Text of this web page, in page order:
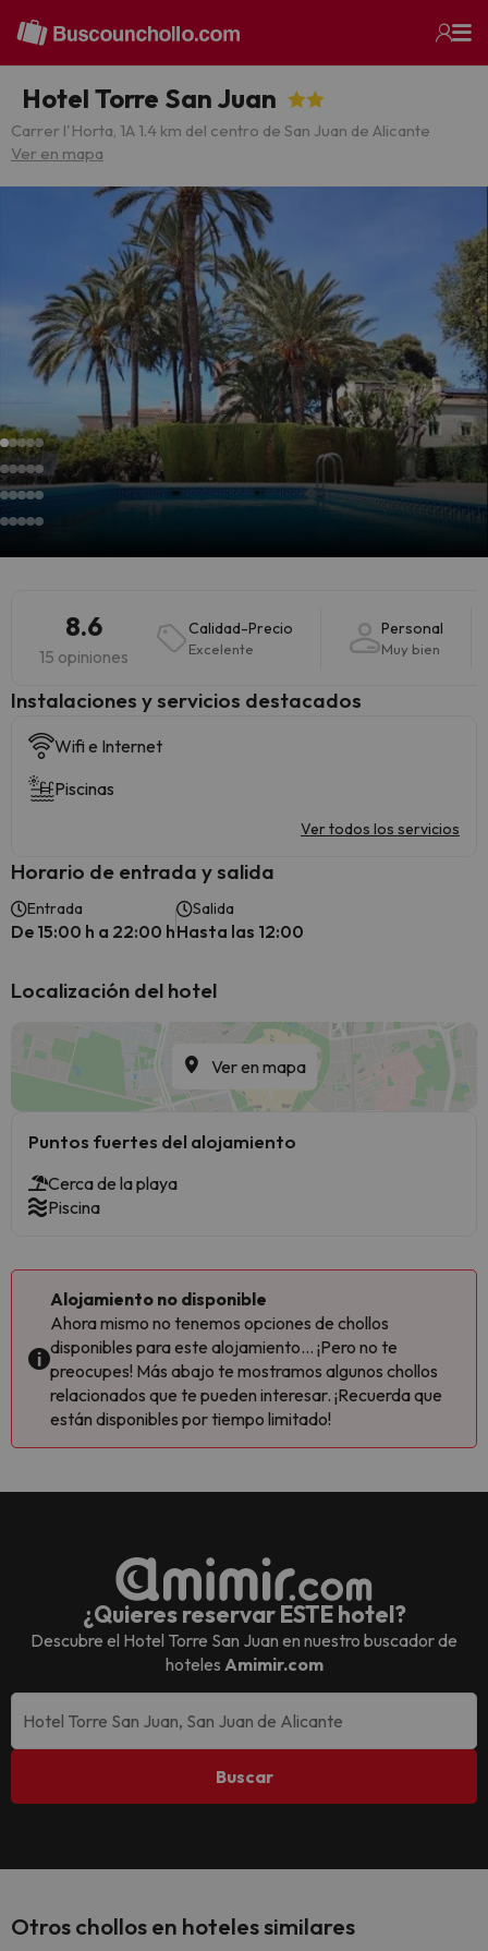
Hotel Torre San Juan
Carrer l'Horta, 1A 1.4 km del centro de San Juan de Alicante
Ver en mapa
8.6
15 opiniones
Calidad-Precio
Excelente
Personal
Muy bien
Instalaciones y servicios destacados
Wifi e Internet
Piscinas
Ver todos los servicios
Horario de entrada y salida
Entrada
De 15:00 h a 22:00 h
Salida
Hasta las 12:00
Localización del hotel
Ver en mapa
Puntos fuertes del alojamiento
Cerca de la playa
Piscina
Alojamiento no disponible
Ahora mismo no tenemos opciones de chollos
disponibles para este alojamiento... ¡Pero no te
preocupes! Más abajo te mostramos algunos chollos
relacionados que te pueden interesar. ¡Recuerda que
están disponibles por tiempo limitado!
¿Quieres reservar ESTE hotel?
Descubre el Hotel Torre San Juan en nuestro buscador de
hoteles Amimir.com
Buscar
Otros chollos en hoteles similares